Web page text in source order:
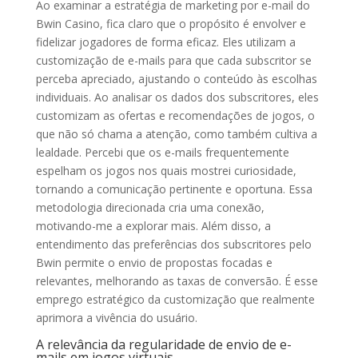
Ao examinar a estratégia de marketing por e-mail do
Bwin Casino, fica claro que o propósito é envolver e
fidelizar jogadores de forma eficaz. Eles utilizam a
customização de e-mails para que cada subscritor se
perceba apreciado, ajustando o conteúdo às escolhas
individuais. Ao analisar os dados dos subscritores, eles
customizam as ofertas e recomendações de jogos, o
que não só chama a atenção, como também cultiva a
lealdade. Percebi que os e-mails frequentemente
espelham os jogos nos quais mostrei curiosidade,
tornando a comunicação pertinente e oportuna. Essa
metodologia direcionada cria uma conexão,
motivando-me a explorar mais. Além disso, a
entendimento das preferências dos subscritores pelo
Bwin permite o envio de propostas focadas e
relevantes, melhorando as taxas de conversão. É esse
emprego estratégico da customização que realmente
aprimora a vivência do usuário.
A relevância da regularidade de envio de e-